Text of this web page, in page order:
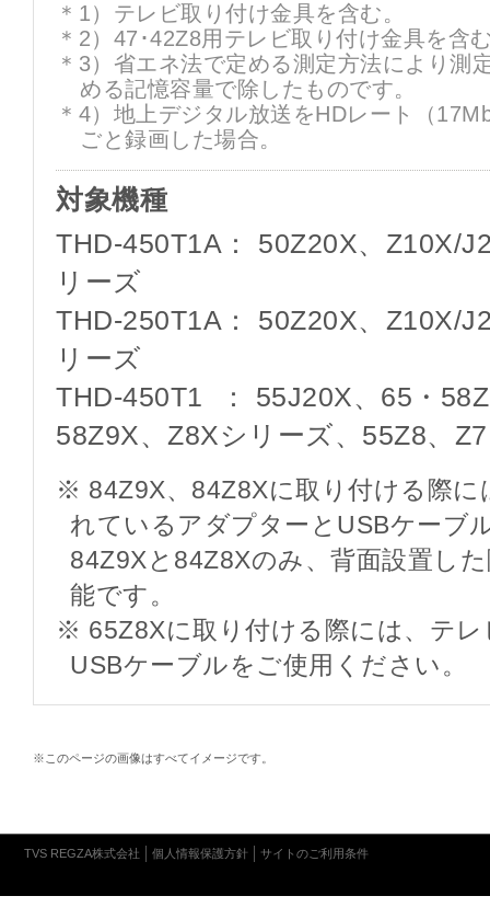
＊1）テレビ取り付け金具を含む。
＊2）47･42Z8用テレビ取り付け金具を含
＊3）省エネ法で定める測定方法により測
める記憶容量で除したものです。
＊4）地上デジタル放送をHDレート（
ごと録画した場合。
対象機種
THD-450T1A： 50Z20X、Z10X/
リーズ
THD-250T1A： 50Z20X、Z10X/
リーズ
THD-450T1 ： 55J20X、65・
58Z9X、Z8Xシリーズ、55Z8、
※ 84Z9X、84Z8Xに取り付ける際に
れているアダプターとUSBケーブ
84Z9Xと84Z8Xのみ、背面設置し
能です。
※ 65Z8Xに取り付ける際には、テ
USBケーブルをご使用ください。
※このページの画像はすべてイメージです。
TVS REGZA株式会社 個人情報保護方針 サイトのご利用条件